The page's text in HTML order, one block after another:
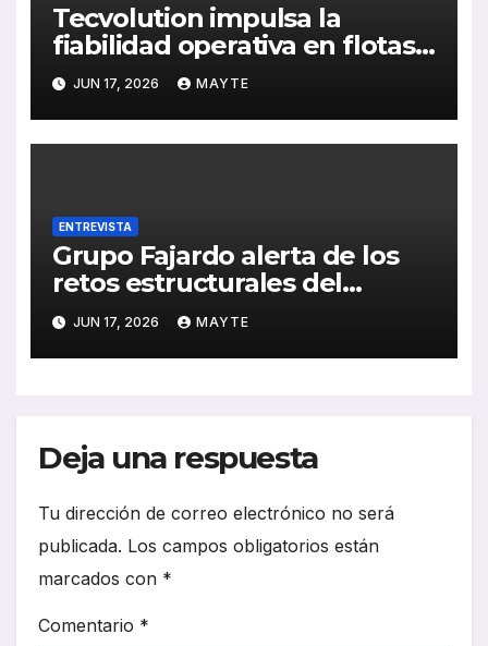
Tecvolution impulsa la
fiabilidad operativa en flotas
con baterías diseñadas
“desde la necesidad del
transportista”
JUN 17, 2026 MAYTE
ENTREVISTA
Grupo Fajardo alerta de los
retos estructurales del
transporte de viajeros en
España
JUN 17, 2026 MAYTE
Deja una respuesta
Tu dirección de correo electrónico no será
publicada. Los campos obligatorios están
marcados con *
Comentario *